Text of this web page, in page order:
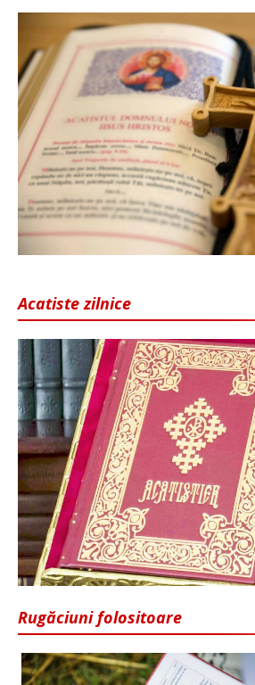
Acatiste zilnice
Rugăciuni folositoare